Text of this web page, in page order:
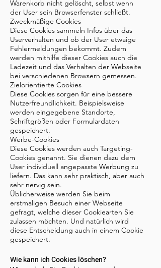
Warenkorb nicht gelöscht, selbst wenn
der User sein Browserfenster schließt.
Zweckmäßige Cookies
Diese Cookies sammeln Infos über das
Userverhalten und ob der User etwaige
Fehlermeldungen bekommt. Zudem
werden mithilfe dieser Cookies auch die
Ladezeit und das Verhalten der Webseite
bei verschiedenen Browsern gemessen.
Zielorientierte Cookies
Diese Cookies sorgen für eine bessere
Nutzerfreundlichkeit. Beispielsweise
werden eingegebene Standorte,
Schriftgrößen oder Formulardaten
gespeichert.
Werbe-Cookies
Diese Cookies werden auch Targeting-
Cookies genannt. Sie dienen dazu dem
User individuell angepasste Werbung zu
liefern. Das kann sehr praktisch, aber auch
sehr nervig sein.
Üblicherweise werden Sie beim
erstmaligen Besuch einer Webseite
gefragt, welche dieser Cookiearten Sie
zulassen möchten. Und natürlich wird
diese Entscheidung auch in einem Cookie
gespeichert.
Wie kann ich Cookies löschen?